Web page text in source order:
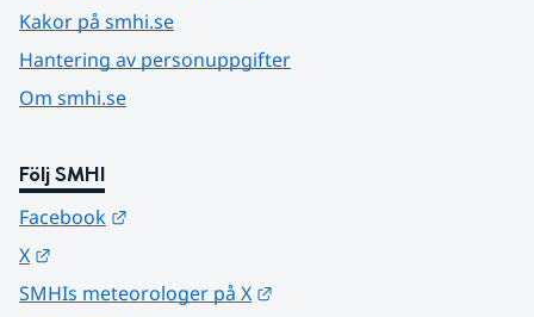
Kakor på smhi.se
Hantering av personuppgifter
Om smhi.se
Följ SMHI
Facebook
X
SMHIs meteorologer på X